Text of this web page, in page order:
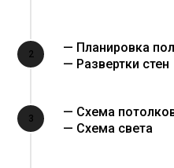
2
— Планировка
— Развертки стен
3
— Схема
— Схема света